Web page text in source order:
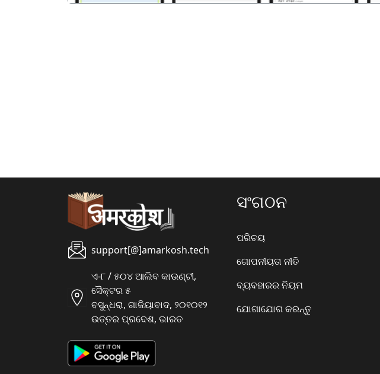
support[@]amarkosh.tech
ଏ-୮ / ୫୦୪ ଆଲିବ କାଉଣ୍ଟୀ,
ସୈକ୍ଟର ୫
ବସୁନ୍ଧରା, ଗାଜିୟାବାଦ, ୨୦୧୦୧୨
ଉତ୍ତର ପ୍ରଦେଶ, ଭାରତ
ସଂଗଠନ
ପରିଚୟ
ଗୋପନୀୟତା ନୀତି
ବ୍ୟବହାରର ନିୟମ
ଯୋଗାଯୋଗ କରନ୍ତୁ